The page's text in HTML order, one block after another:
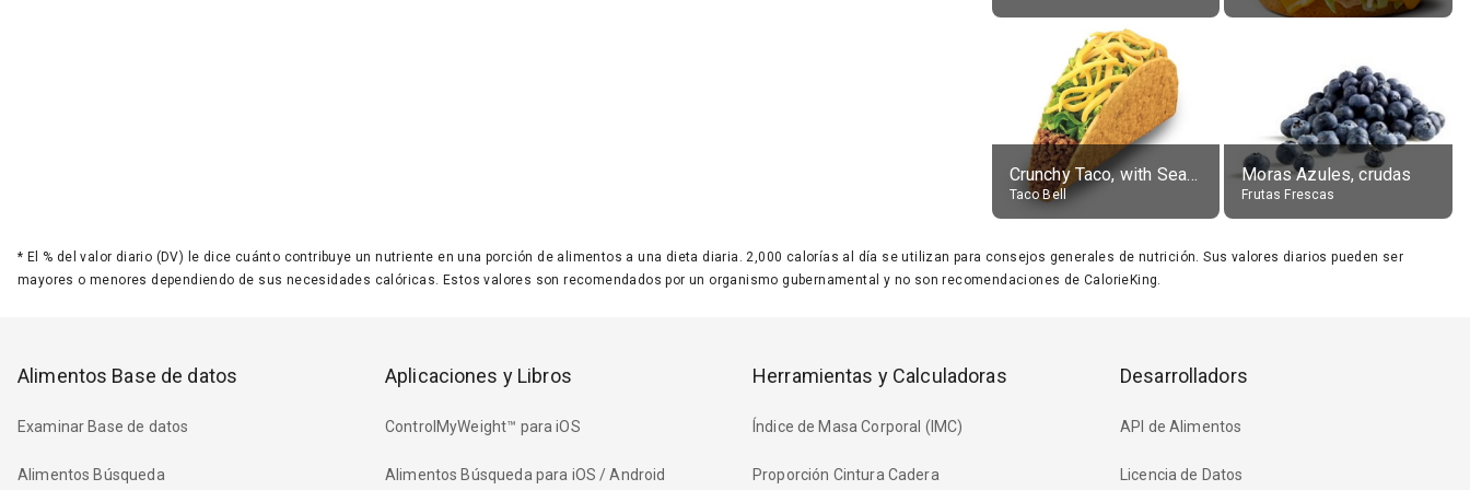
Crunchy Taco, with Seasoned Beef
Taco Bell
Moras Azules, crudas
Frutas Frescas
* El % del valor diario (DV) le dice cuánto contribuye un nutriente en una porción de alimentos a una dieta diaria. 2,000 calorías al día se utilizan para consejos generales de nutrición. Sus valores diarios pueden ser
mayores o menores dependiendo de sus necesidades calóricas. Estos valores son recomendados por un organismo gubernamental y no son recomendaciones de CalorieKing.
Alimentos Base de datos
Examinar Base de datos
Alimentos Búsqueda
Aplicaciones y Libros
ControlMyWeight™ para iOS
Alimentos Búsqueda para iOS / Android
Herramientas y Calculadoras
Índice de Masa Corporal (IMC)
Proporción Cintura Cadera
Desarrolladors
API de Alimentos
Licencia de Datos